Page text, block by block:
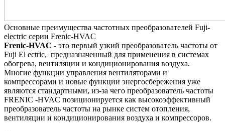
Основные преимущества частотных преобразователей Fuji-
electric серии Frenic-HVAC
Frenic-HVAC - это первый узкий преобразователь частоты от
Fuji El ectric, предназначенный для применения в системах
обогрева, вентиляции и кондиционирования воздуха.
Многие функции управления вентиляторами и
компрессорами и новые функции энергосбережения уже
являются стандартными, из-за чего преобразователь частоты
FRENIC -HVAC позиционируется как высокоэффективный
преобразователь частоты на рынке систем отопления,
вентиляции и кондиционирования воздуха и компрессоров.